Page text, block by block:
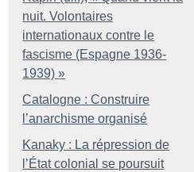
nuit. Volontaires
internationaux contre le
fascisme (Espagne 1936-
1939) »
Catalogne : Construire
l’anarchisme organisé
Kanaky : La répression de
l’État colonial se poursuit